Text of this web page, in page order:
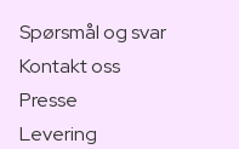
Spørsmål og svar
Kontakt oss
Presse
Levering